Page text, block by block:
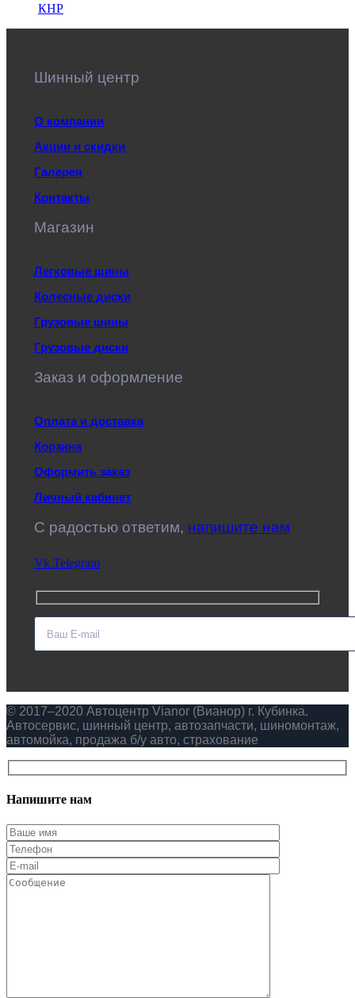
КНР
Шинный центр
О компании
Акции и скидки
Галерея
Контакты
Магазин
Легковые шины
Колесные диски
Грузовые шины
Грузовые диски
Заказ и оформление
Оплата и доставка
Корзина
Оформить заказ
Личный кабинет
C радостью ответим, напишите нам
Vk Telegram
© 2017–2020 Автоцентр Vianor (Вианор) г. Кубинка.
Автосервис, шинный центр, автозапчасти, шиномонтаж,
автомойка, продажа б/у авто, страхование
Напишите нам